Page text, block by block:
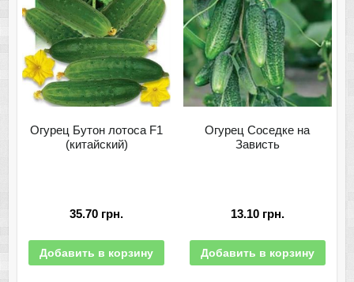
Огурец Бутон лотоса F1
(китайский)
35.70 грн.
Добавить в корзину
Огурец Соседке на
Зависть
13.10 грн.
Добавить в корзину